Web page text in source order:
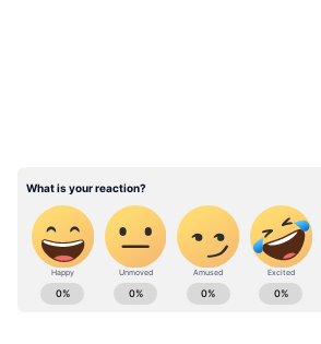
ABOUT THE AUTHOR